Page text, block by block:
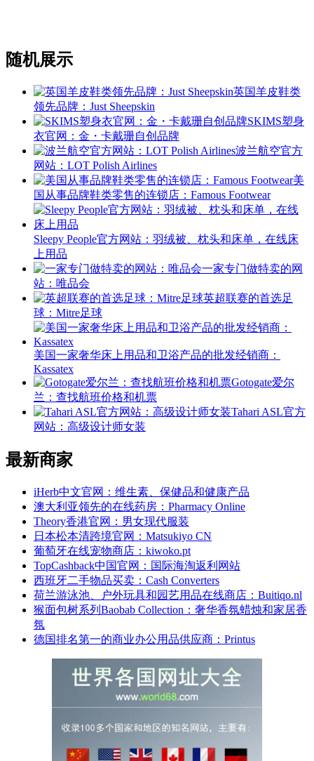
随机展示
英国羊皮鞋类
领先品牌：Just Sheepskin
SKIMS塑身
衣官网：金・卡戴珊自创品牌
波兰航空官方
网站：LOT Polish Airlines
美
国从事品牌鞋类零售的连锁店：Famous Footwear
Sleepy People官方网站：羽绒被、枕头和床单，在线床
上用品
一家专门做特卖的网
站：唯品会
英超联赛的首选足
球：Mitre足球
美国一家奢华床上用品和卫浴产品的批发经销商：
Kassatex
Gotogate爱尔
兰：查找航班价格和机票
Tahari ASL官方
网站：高级设计师女装
最新商家
iHerb中文官网：维生素、保健品和健康产品
澳大利亚领先的在线药房：Pharmacy Online
Theory香港官网：男女现代服装
日本松本清跨境官网：Matsukiyo CN
葡萄牙在线宠物商店：kiwoko.pt
TopCashback中国官网：国际海淘返利网站
西班牙二手物品买卖：Cash Converters
荷兰游泳池、户外玩具和园艺用品在线商店：Buitiqo.nl
猴面包树系列Baobab Collection：奢华香氛蜡烛和家居香
氛
德国排名第一的商业办公用品供应商：Printus